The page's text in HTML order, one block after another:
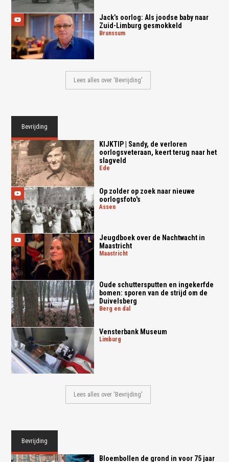
Jack’s oorlog: Als joodse baby naar
Zuid-Limburg gesmokkeld
brunssum
Lees alles over 'Bevrijding'
Bevrijding
KIJKTIP | Sandy, de verloren
oorlogsveteraan, keert terug naar het
slagveld
ede
Op zolder op zoek naar nieuwe
oorlogsfoto's
assen
Jeugdboek over de Nachtwacht in
Maastricht
maastricht
Oude schuttersputten en ingekerfde
bomen: sporen van de strijd om de
Duivelsberg
berg en dal
Ven­ster­bank Mu­se­um
limburg
Lees alles over 'Bevrijding'
Bevrijding
Bloembollen de grond in voor 75 jaar